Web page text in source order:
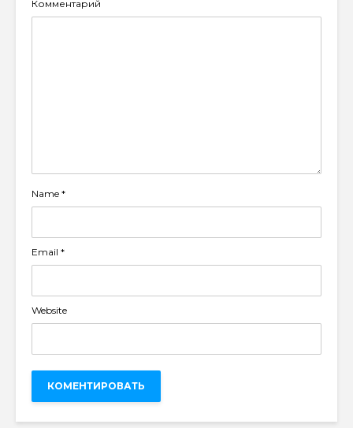
Комментарий
Name *
Email *
Website